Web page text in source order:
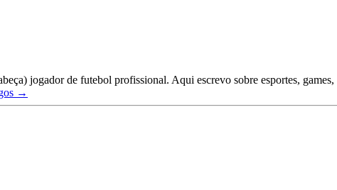
jogador de futebol profissional. Aqui escrevo sobre esportes, games,
→